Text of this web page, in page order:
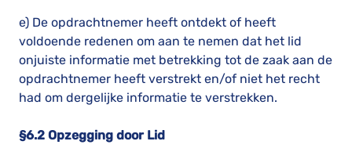
e) De opdrachtnemer heeft ontdekt of heeft
voldoende redenen om aan te nemen dat het lid
onjuiste informatie met betrekking tot de zaak aan de
opdrachtnemer heeft verstrekt en/of niet het recht
had om dergelijke informatie te verstrekken.
§6.2 Opzegging door Lid